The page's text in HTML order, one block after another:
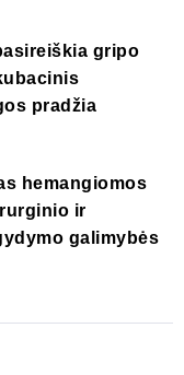
gripo
pradžia
hemangiomos
ir
galimybės